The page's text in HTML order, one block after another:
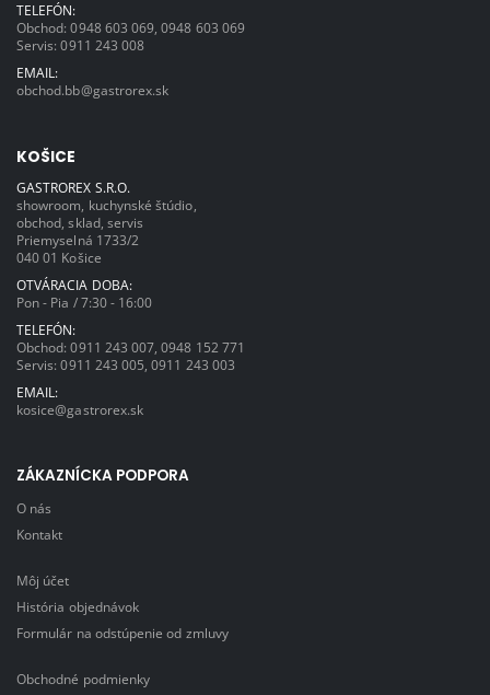
TELEFÓN:
Obchod:0948 603 069,0948 603 069
Servis:0911 243 008
EMAIL:
obchod.bb@gastrorex.sk
KOŠICE
GASTROREX S.R.O.
showroom, kuchynské štúdio,
obchod, sklad, servis
Priemyselná 1733/2
040 01 Košice
OTVÁRACIA DOBA:
Pon - Pia / 7:30 - 16:00
TELEFÓN:
Obchod:0911 243 007,0948 152 771
Servis:0911 243 005,0911 243 003
EMAIL:
kosice@gastrorex.sk
ZÁKAZNÍCKA PODPORA
O nás
Kontakt
Môj účet
História objednávok
Formulár na odstúpenie od zmluvy
Obchodné podmienky